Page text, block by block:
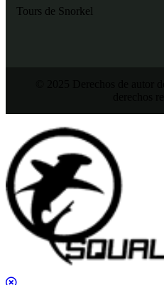
Tours de Snorkel